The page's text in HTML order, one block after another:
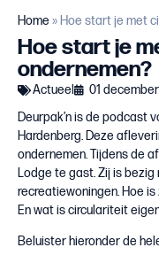
Home » Hoe start je met
Hoe start je
ondernemen?
Actueel
01
Deurpak’n is de podcast
Hardenberg. Deze
ondernemen. Tijdens de
Lodge te gast. Zij is
recreatiewoningen. Hoe
En wat is circulariteit
Beluister hieronder de